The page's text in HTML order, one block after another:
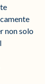
non solo